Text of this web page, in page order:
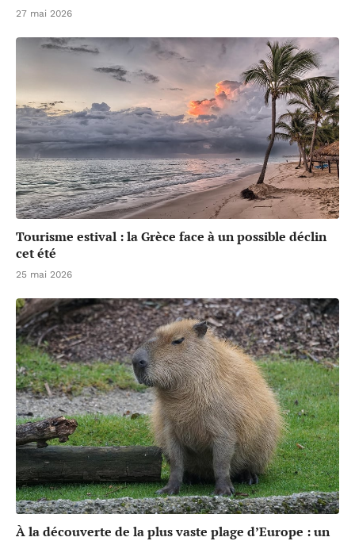
27 mai 2026
Tourisme estival : la Grèce face à un possible déclin
cet été
25 mai 2026
À la découverte de la plus vaste plage d’Europe : un